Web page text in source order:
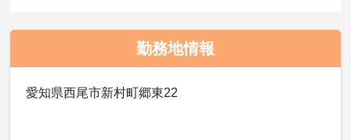
勤務地情報
愛知県西尾市新村町郷東22